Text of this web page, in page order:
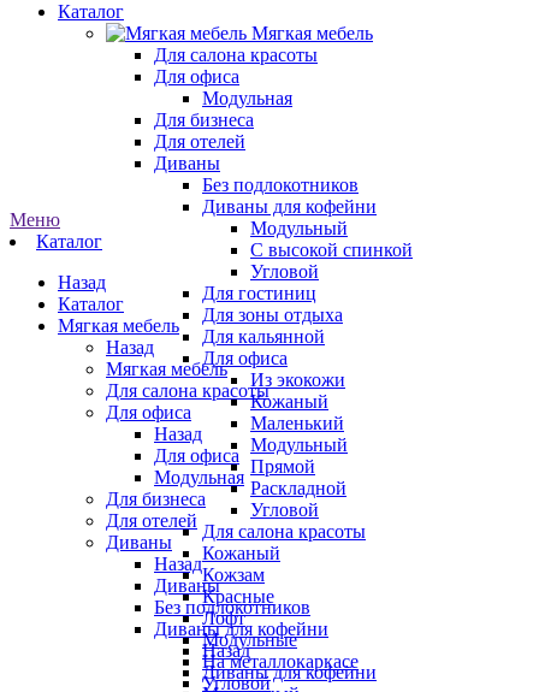
Каталог
Мягкая мебель
Для салона красоты
Для офиса
Модульная
Для бизнеса
Для отелей
Диваны
Без подлокотников
Диваны для кофейни
Модульный
С высокой спинкой
Угловой
Для гостиниц
Для зоны отдыха
Для кальянной
Для офиса
Из экокожи
Кожаный
Маленький
Модульный
Прямой
Раскладной
Угловой
Для салона красоты
Кожаный
Кожзам
Красные
Лофт
Модульные
На металлокаркасе
Угловой
Меню
Каталог
Назад
Каталог
Мягкая мебель
Назад
Мягкая мебель
Для салона красоты
Для офиса
Назад
Для офиса
Модульная
Для бизнеса
Для отелей
Диваны
Назад
Диваны
Без подлокотников
Диваны для кофейни
Назад
Диваны для кофейни